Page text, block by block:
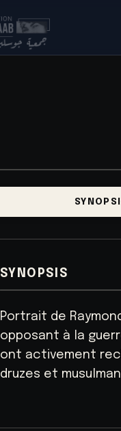
SYNOPSIS
Portrait de
opposant à la
ont activement
druzes et